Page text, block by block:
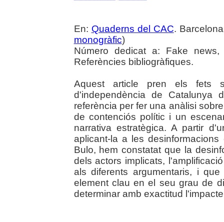
En: Quaderns del CAC.
monogràfic)
Número dedicat a: Fake news,
Referències bibliogràfiques.
Aquest article pren els fets
d'independència de
referència per fer una anàlisi
de contenciós polític i un
narrativa estratègica. A partir
aplicant-la a les
Bulo, hem constatat que la
dels actors implicats,
als diferents argumentaris, i
element clau en el seu grau de
determinar amb exactitud